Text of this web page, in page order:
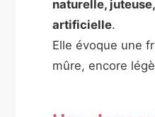
naturelle,
artificielle.
Elle évoque une
mûre, encore